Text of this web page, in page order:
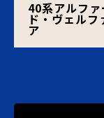
40系アルファ
ド・ヴェルフ
ア